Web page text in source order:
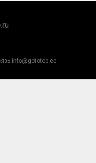
info@gototop.ee